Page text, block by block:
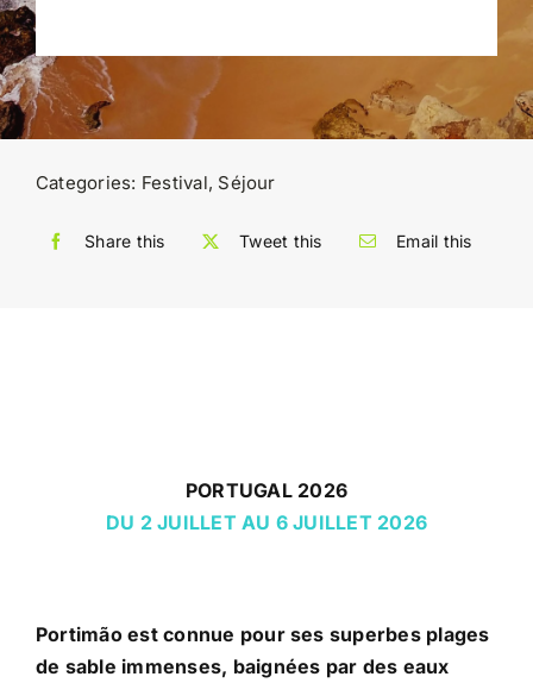
Categories: Festival, Séjour
Share this Tweet this Email this
PORTUGAL 2026
DU 2 JUILLET AU 6 JUILLET 2026
Portimão est connue pour ses superbes plages
de sable immenses, baignées par des eaux